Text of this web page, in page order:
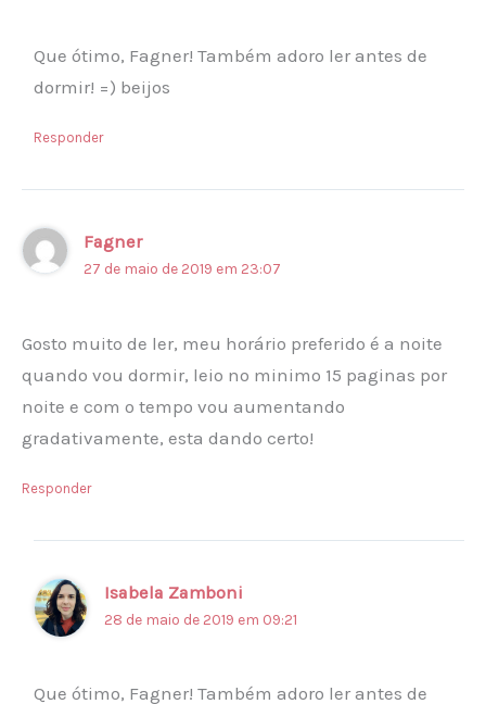
Que ótimo, Fagner! Também adoro ler antes de
dormir! =) beijos
Responder
Fagner
27 de maio de 2019 em 23:07
Gosto muito de ler, meu horário preferido é a noite
quando vou dormir, leio no minimo 15 paginas por
noite e com o tempo vou aumentando
gradativamente, esta dando certo!
Responder
Isabela Zamboni
28 de maio de 2019 em 09:21
Que ótimo, Fagner! Também adoro ler antes de